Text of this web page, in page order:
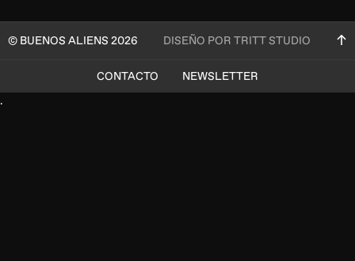
© BUENOS ALIENS 2026 DISEÑO POR TRITT STUDIO
CONTACTO
NEWSLETTER
.